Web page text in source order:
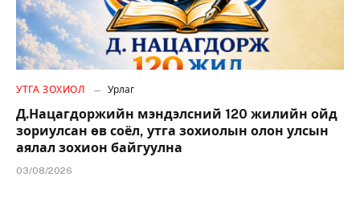
УТГА ЗОХИОЛ Урлаг
Д.Нацагдоржийн мэндэлсний 120 жилийн ойд
зориулсан өв соёл, утга зохиолын олон улсын
аялал зохион байгуулна
03/08/2026